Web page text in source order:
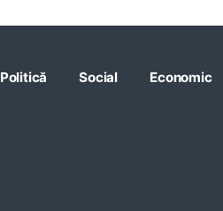
Politică Social Economic